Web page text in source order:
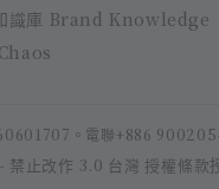
識庫 Brand Knowledge
。電聯+886
禁止改作 3.0 台灣 授權條款